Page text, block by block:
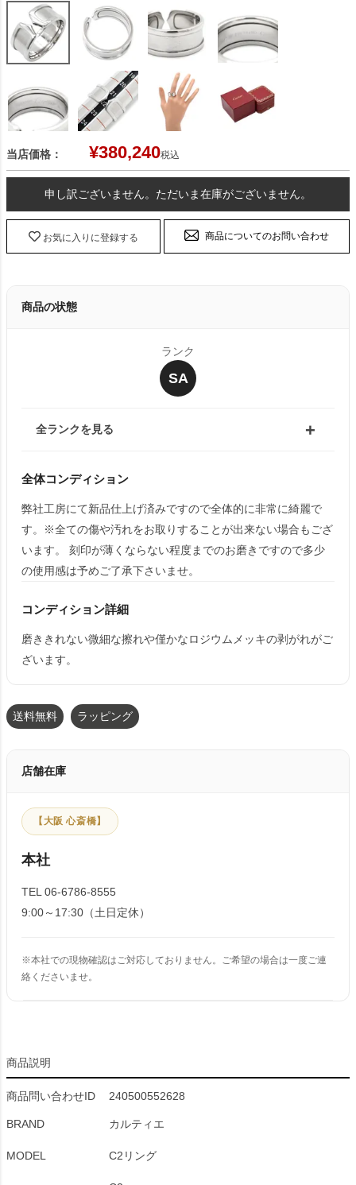
当店価格： ¥380,240税込
申し訳ございません。ただいま在庫がございません。
お気に入りに登録する 商品についてのお問い合わせ
商品の状態
ランク
SA
全ランクを見る
全体コンディション
弊社工房にて新品仕上げ済みですので全体的に非常に綺麗で
す。※全ての傷や汚れをお取りすることが出来ない場合もござ
います。 刻印が薄くならない程度までのお磨きですので多少
の使用感は予めご了承下さいませ。
コンディション詳細
磨ききれない微細な擦れや僅かなロジウムメッキの剥がれがご
ざいます。
送料無料 ラッピング
店舗在庫
【大阪 心斎橋】
本社
TEL 06-6786-8555
9:00～17:30（土日定休）
※本社での現物確認はご対応しておりません。ご希望の場合は一度ご連
絡くださいませ。
商品説明
商品問い合わせID 240500552628
BRAND カルティエ
MODEL C2リング